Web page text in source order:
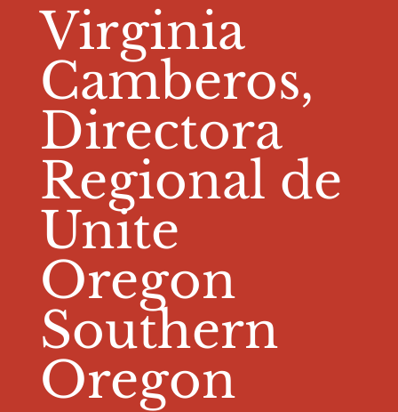
Virginia
Camberos,
Directora
Regional de
Unite
Oregon
Southern
Oregon